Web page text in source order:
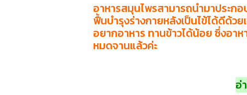
อาหารสมุนไพรสามารถนำมาประก
ฟื้นบำรุงร่างกายหลังเป็นไข้ได้ดีด้ว
อยากอาหาร ทานข้าวได้น้อย ซึ่งอา
หมดจานแล้วค่ะ
อ่